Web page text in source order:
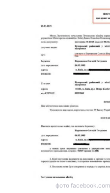
фото